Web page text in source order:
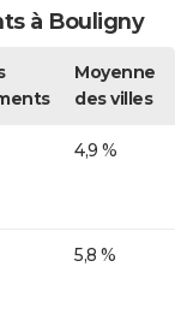
à Bouligny
Moyenne
des villes
4,9 %
5,8 %